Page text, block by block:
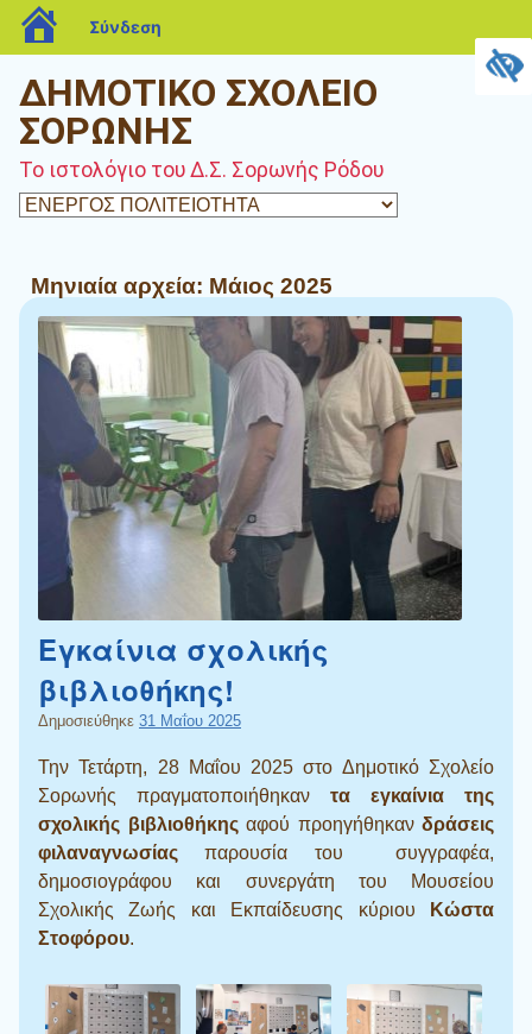
ΔΗΜΟΤΙΚΟ ΣΧΟΛΕΙΟ
ΣΟΡΩΝΗΣ
Το ιστολόγιο του Δ.Σ. Σορωνής Ρόδου
Μηνιαία αρχεία: Μάιος 2025
Εγκαίνια σχολικής
βιβλιοθήκης!
Δημοσιεύθηκε 31 Μαΐου 2025
Την Τετάρτη, 28 Μαΐου 2025 στο Δημοτικό Σχολείο
Σορωνής πραγματοποιήθηκαν τα εγκαίνια της
σχολικής βιβλιοθήκηςαφού προηγήθηκαν δράσεις
φιλαναγνωσίας παρουσία του συγγραφέα,
δημοσιογράφου και συνεργάτη του Μουσείου
Σχολικής Ζωής και Εκπαίδευσης κύριου
Κώστα
Στοφόρου.
blogs.sch.gr
Σύνδεση